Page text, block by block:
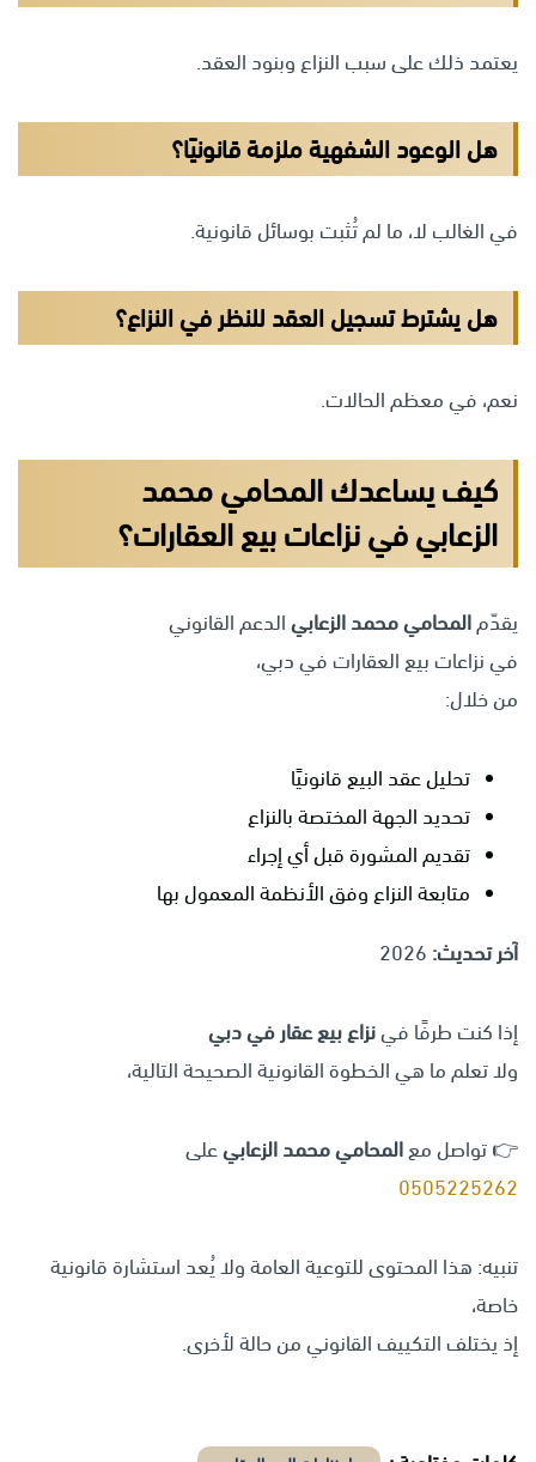
يعتمد ذلك على سبب النزاع وبنود العقد.
هل الوعود الشفهية ملزمة قانونيًا؟
في الغالب لا، ما لم تُثبت بوسائل قانونية.
هل يشترط تسجيل العقد للنظر في النزاع؟
نعم، في معظم الحالات.
كيف يساعدك المحامي محمد
الزعابي في نزاعات بيع العقارات؟
يقدّمالمحامي محمد الزعابيالدعم القانوني
في نزاعات بيع العقارات في دبي،
من خلال:
تحليل عقد البيع قانونيًا
تحديد الجهة المختصة بالنزاع
تقديم المشورة قبل أي إجراء
متابعة النزاع وفق الأنظمة المعمول بها
آخر تحديث:
إذا كنت طرفًا فينزاع بيع عقار في دبي
ولا تعلم ما هي الخطوة القانونية الصحيحة التالية،
👉 تواصل معالمحامي محمد الزعابيعلى
0505225262
تنبيه: هذا المحتوى للتوعية العامة ولا يُعد استشارة قانونية
خاصة،
إذ يختلف التكييف القانوني من حالة لأخرى.